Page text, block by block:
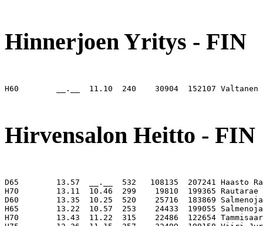
Hinnerjoen Yritys - FIN
H60        __.__  11.10  240    30904  152107
Hirvensalon Heitto - FIN
D65        13.57  __.__  532   108135  207241
H70        13.11  10.46  299    19810  199365
D60        13.35  10.25  520    25716  183869
H65        13.22  10.57  253    24433  199055
H70        13.43  11.22  315    22486  122654